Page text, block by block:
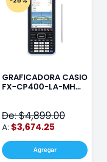
GRAFICADORA CASIO
FX-CP400-LA-MH
De: $4,899.00
A: $3,674.25
Agregar